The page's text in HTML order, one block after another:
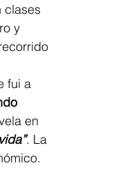
clases
y
fui a
en
. La